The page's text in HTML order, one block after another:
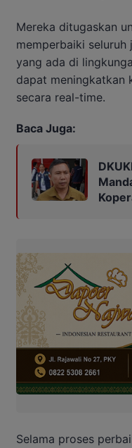
Mereka ditugaskan
memperbaiki
yang ada di
dapat meningkatkan
secara real-time.
Baca Juga:
Selama proses